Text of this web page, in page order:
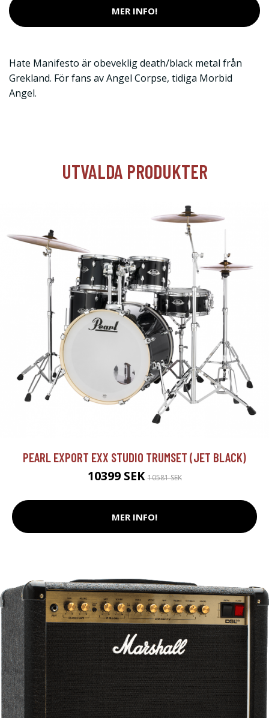
MER INFO!
Hate Manifesto är obeveklig death/black metal från
Grekland. För fans av Angel Corpse, tidiga Morbid
Angel.
UTVALDA PRODUKTER
PEARL EXPORT EXX STUDIO TRUMSET (JET BLACK)
10399 SEK10581 SEK
MER INFO!